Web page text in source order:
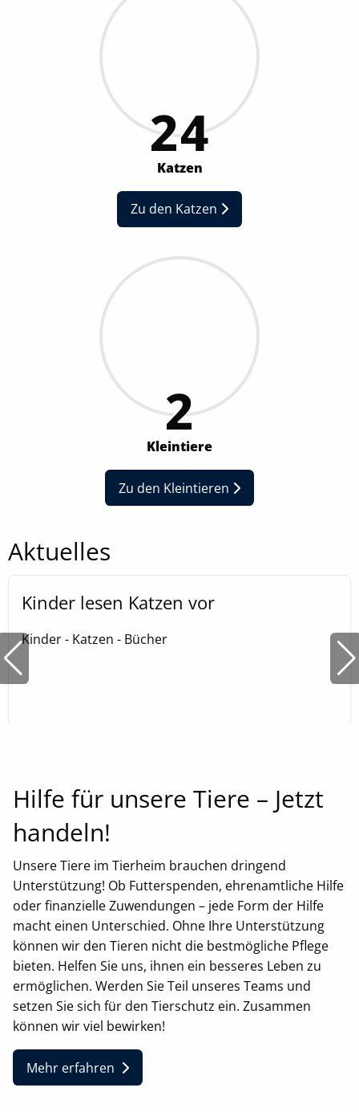
24
Katzen
Zu den Katzen
2
Kleintiere
Zu den Kleintieren
Aktuelles
Kinder lesen Katzen vor
Kinder - Katzen - Bücher
Weiterlesen
Hilfe für unsere Tiere – Jetzt
handeln!
Unsere Tiere im Tierheim brauchen dringend
Unterstützung! Ob Futterspenden, ehrenamtliche Hilfe
oder finanzielle Zuwendungen – jede Form der Hilfe
macht einen Unterschied. Ohne Ihre Unterstützung
können wir den Tieren nicht die bestmögliche Pflege
bieten. Helfen Sie uns, ihnen ein besseres Leben zu
ermöglichen. Werden Sie Teil unseres Teams und
setzen Sie sich für den Tierschutz ein. Zusammen
können wir viel bewirken!
Mehr erfahren
EXTERNE MEDIEN
Kartendiensten anzeigen zu können, werden von
diesen externen Anbietern Cookies gesetzt
OpenStreetMap
NID, __Secure-ENID
Speichert Ihre bevorzugten Einstellungen
6 Monate, 13 Monate